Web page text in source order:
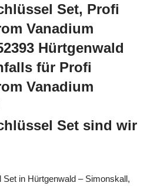
Set, Profi
Vanadium
Hürtgenwald
für Profi
Vanadium
Set sind wir
in Hürtgenwald – Simonskall,